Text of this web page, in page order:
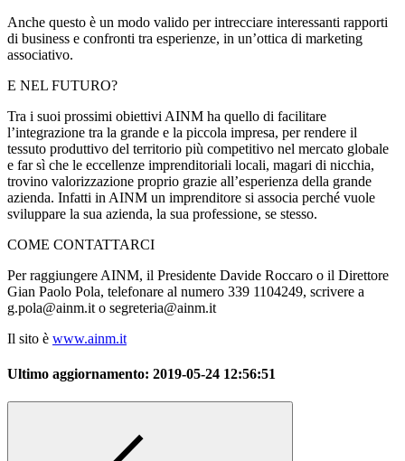
Anche questo è un modo valido per intrecciare interessanti rapporti
di business e confronti tra esperienze, in un’ottica di marketing
associativo.
E NEL FUTURO?
Tra i suoi prossimi obiettivi AINM ha quello di facilitare
l’integrazione tra la grande e la piccola impresa, per rendere il
tessuto produttivo del territorio più competitivo nel mercato globale
e far sì che le eccellenze imprenditoriali locali, magari di nicchia,
trovino valorizzazione proprio grazie all’esperienza della grande
azienda. Infatti in AINM un imprenditore si associa perché vuole
sviluppare la sua azienda, la sua professione, se stesso.
COME CONTATTARCI
Per raggiungere AINM, il Presidente Davide Roccaro o il Direttore
Gian Paolo Pola, telefonare al numero 339 1104249, scrivere a
g.pola@ainm.it o segreteria@ainm.it
Il sito è www.ainm.it
Ultimo aggiornamento: 2019-05-24 12:56:51